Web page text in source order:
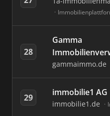
28
Gamma
gammaimmo.de
29 immobilie1 AG
immobilie1.de